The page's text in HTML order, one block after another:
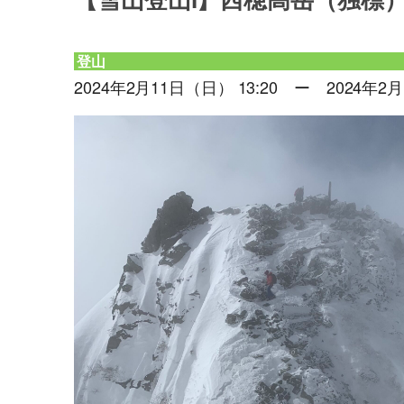
登山
2024年2月11日（日） 13:20 ー 2024年2月